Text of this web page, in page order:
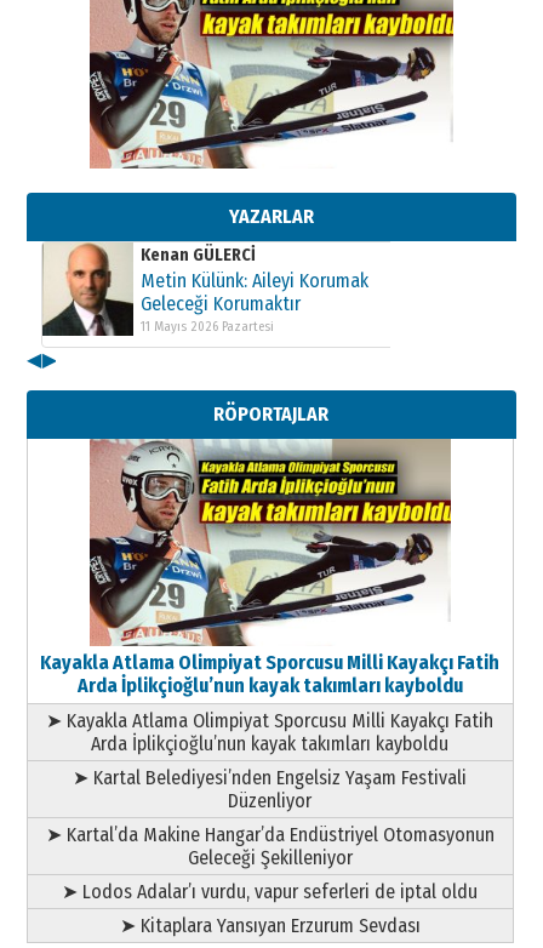
YAZARLAR
Kenan GÜLERCİ
Metin Külünk: Aileyi Korumak
11 Mayıs 2026 Pazartesi
Kenan GÜLERCİ
Metin Külünk: Aileyi Korumak
Geleceği Korumaktır
11 Mayıs 2026 Pazartesi
Metin Külünk: Aileyi Korumak
Geleceği Korumaktır
11 Mayıs 2026 Pazartesi
◀▶
RÖPORTAJLAR
Kayakla Atlama Olimpiyat Sporcusu Milli Kayakçı Fatih
Arda İplikçioğlu’nun kayak takımları kayboldu
➤ Kayakla Atlama Olimpiyat Sporcusu Milli Kayakçı Fatih
Arda İplikçioğlu’nun kayak takımları kayboldu
➤ Kartal Belediyesi’nden Engelsiz Yaşam Festivali
Düzenliyor
➤ Kartal’da Makine Hangar’da Endüstriyel Otomasyonun
Geleceği Şekilleniyor
➤ Lodos Adalar’ı vurdu, vapur seferleri de iptal oldu
➤ Kitaplara Yansıyan Erzurum Sevdası